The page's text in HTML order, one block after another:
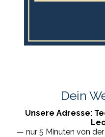
Dein
Unsere Adresse:
— nur 5 Minuten von